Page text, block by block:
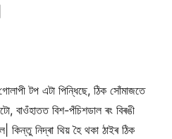
টপ এটা পিন্ধিছে, ঠিক সোঁমাজতে
বাওঁহাতত বিশ-পঁচিশডাল ৰং বিৰঙী
নিদ্ৰা থিয় হৈ থকা ঠাইৰ ঠিক